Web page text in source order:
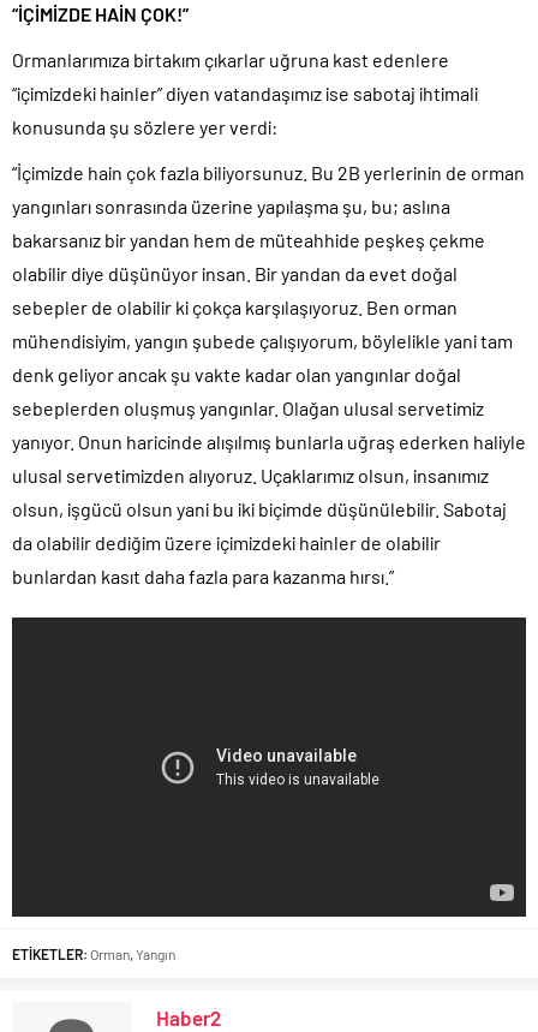
“İÇİMİZDE HAİN ÇOK!”
Ormanlarımıza birtakım çıkarlar uğruna kast edenlere
“içimizdeki hainler” diyen vatandaşımız ise sabotaj ihtimali
konusunda şu sözlere yer verdi:
“İçimizde hain çok fazla biliyorsunuz. Bu 2B yerlerinin de orman
yangınları sonrasında üzerine yapılaşma şu, bu; aslına
bakarsanız bir yandan hem de müteahhide peşkeş çekme
olabilir diye düşünüyor insan. Bir yandan da evet doğal
sebepler de olabilir ki çokça karşılaşıyoruz. Ben orman
mühendisiyim, yangın şubede çalışıyorum, böylelikle yani tam
denk geliyor ancak şu vakte kadar olan yangınlar doğal
sebeplerden oluşmuş yangınlar. Olağan ulusal servetimiz
yanıyor. Onun haricinde alışılmış bunlarla uğraş ederken haliyle
ulusal servetimizden alıyoruz. Uçaklarımız olsun, insanımız
olsun, işgücü olsun yani bu iki biçimde düşünülebilir. Sabotaj
da olabilir dediğim üzere içimizdeki hainler de olabilir
bunlardan kasıt daha fazla para kazanma hırsı.”
ETİKETLER: Orman, Yangın
Haber2